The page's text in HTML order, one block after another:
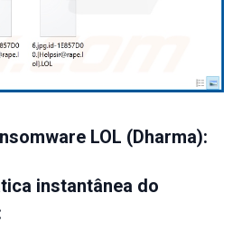
LOL (Dharma):
instantânea do